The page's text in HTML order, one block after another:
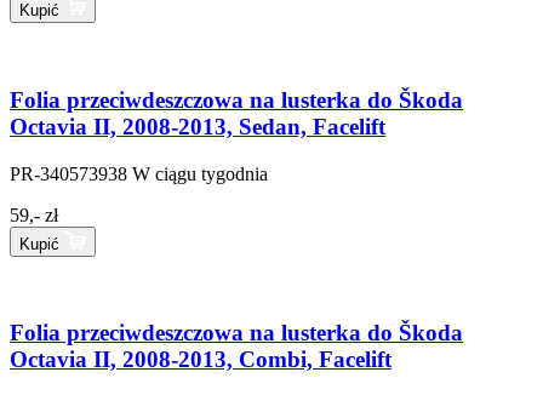
Kupić
Folia przeciwdeszczowa na lusterka do Škoda
Octavia II, 2008-2013, Sedan, Facelift
PR-340573938 W ciągu tygodnia
59,- zł
Kupić
Folia przeciwdeszczowa na lusterka do Škoda
Octavia II, 2008-2013, Combi, Facelift